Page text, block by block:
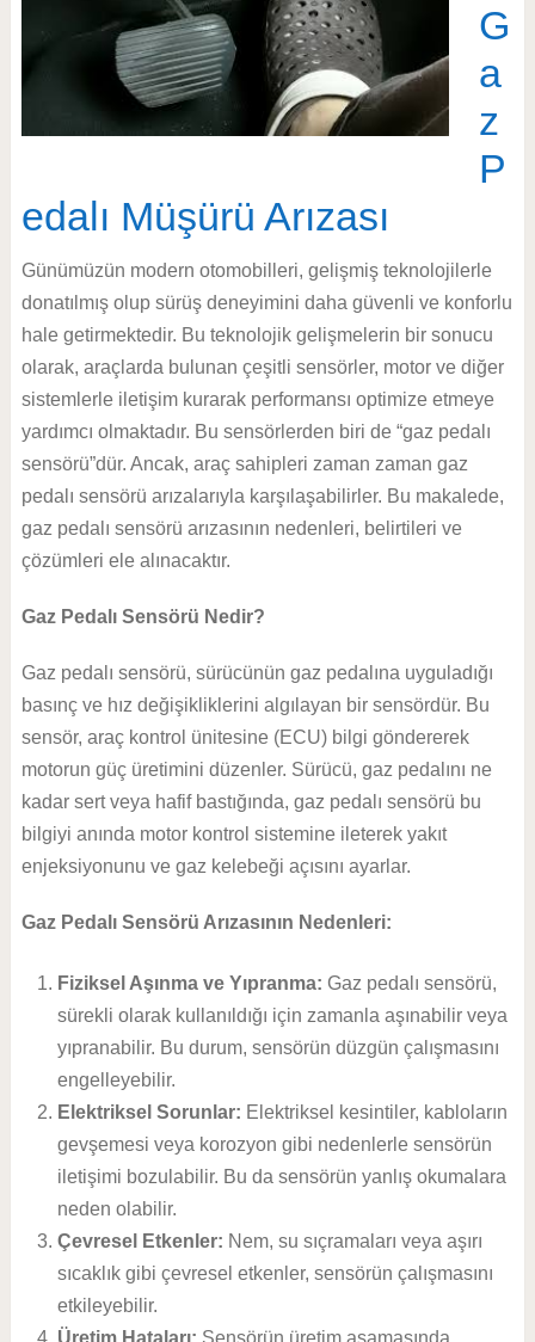
G
a
z
P
edalı Müşürü Arızası
Günümüzün modern otomobilleri, gelişmiş teknolojilerle
donatılmış olup sürüş deneyimini daha güvenli ve konforlu
hale getirmektedir. Bu teknolojik gelişmelerin bir sonucu
olarak, araçlarda bulunan çeşitli sensörler, motor ve diğer
sistemlerle iletişim kurarak performansı optimize etmeye
yardımcı olmaktadır. Bu sensörlerden biri de “gaz pedalı
sensörü”dür. Ancak, araç sahipleri zaman zaman gaz
pedalı sensörü arızalarıyla karşılaşabilirler. Bu makalede,
gaz pedalı sensörü arızasının nedenleri, belirtileri ve
çözümleri ele alınacaktır.
Gaz Pedalı Sensörü Nedir?
Gaz pedalı sensörü, sürücünün gaz pedalına uyguladığı
basınç ve hız değişikliklerini algılayan bir sensördür. Bu
sensör, araç kontrol ünitesine (ECU) bilgi göndererek
motorun güç üretimini düzenler. Sürücü, gaz pedalını ne
kadar sert veya hafif bastığında, gaz pedalı sensörü bu
bilgiyi anında motor kontrol sistemine ileterek yakıt
enjeksiyonunu ve gaz kelebeği açısını ayarlar.
Gaz Pedalı Sensörü Arızasının Nedenleri:
Fiziksel Aşınma ve Yıpranma: Gaz pedalı sensörü,
sürekli olarak kullanıldığı için zamanla aşınabilir veya
yıpranabilir. Bu durum, sensörün düzgün çalışmasını
engelleyebilir.
Elektriksel Sorunlar: Elektriksel kesintiler, kabloların
gevşemesi veya korozyon gibi nedenlerle sensörün
iletişimi bozulabilir. Bu da sensörün yanlış okumalara
neden olabilir.
Çevresel Etkenler: Nem, su sıçramaları veya aşırı
sıcaklık gibi çevresel etkenler, sensörün çalışmasını
etkileyebilir.
Üretim Hataları: Sensörün üretim aşamasında